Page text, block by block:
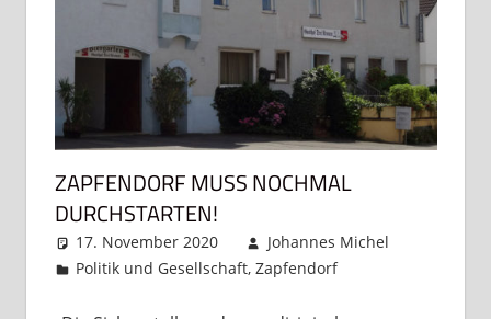
ZAPFENDORF MUSS NOCHMAL
DURCHSTARTEN!
17. November 2020
Johannes Michel
Politik und Gesellschaft,Zapfendorf